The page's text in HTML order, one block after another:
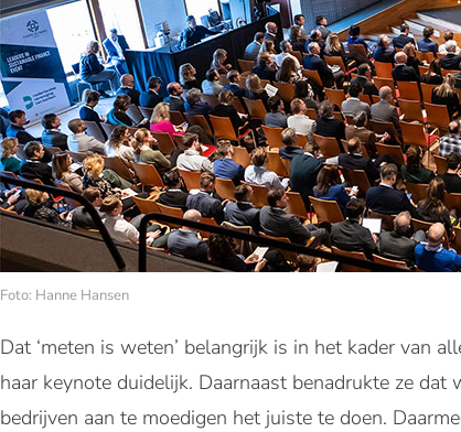
Foto: Hanne Hansen
Dat ‘meten is weten’ belangrijk is in het kader van
haar keynote duidelijk. Daarnaast benadrukte ze dat
bedrijven aan te moedigen het juiste te doen.